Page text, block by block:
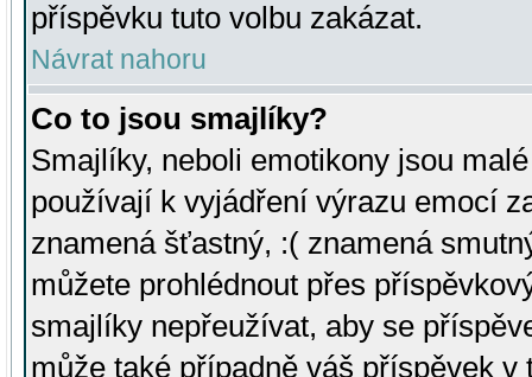
příspěvku tuto volbu zakázat.
Návrat nahoru
Co to jsou smajlíky?
Smajlíky, neboli emotikony jsou
používají k vyjádření výrazu emocí
znamená šťastný, :( znamená
můžete prohlédnout přes
smajlíky nepřeužívat, aby se
může také případně váš příspěvek v